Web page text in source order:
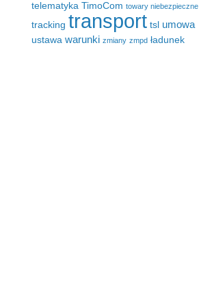
telematyka TimoCom towary niebezpieczne
tracking transport tsl umowa
ustawa warunki zmiany zmpd ładunek